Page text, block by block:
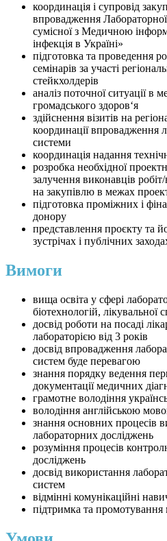
координація і супровід
впровадження
сумісної з Медичною
інфекція в Україні»
підготовка та проведення
семінарів за участі
стейкхолдерів
аналіз поточної ситуації в
громадського здоров‘я
здійснення візитів на
координації впровадження
системи
координація надання
розробка необхідної
залучення виконавців
на закупівлю в межах
підготовка проміжних і
донору
представлення проєкту та
зустрічах і публічних
Вимоги
вища освіта у сфері
біотехнологій, лікувальної
досвід роботи на посаді
лабораторією від 3 років
досвід впровадження
систем буде перевагою
знання порядку ведення
документації медичних
грамотне володіння
володіння англійською
знання основних процесів
лабораторних досліджень
розуміння процесів
досліджень
досвід використання
систем
відмінні комунікаційні
підтримка та промотування